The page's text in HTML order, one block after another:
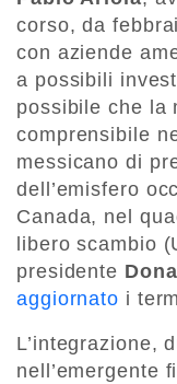
corso, da
con aziende
a possibili
possibile che la
comprensibile
messicano di
dell’emisfero
Canada, nel
libero scambio
presidente
aggiornato i
L’integrazione,
nell’emergente